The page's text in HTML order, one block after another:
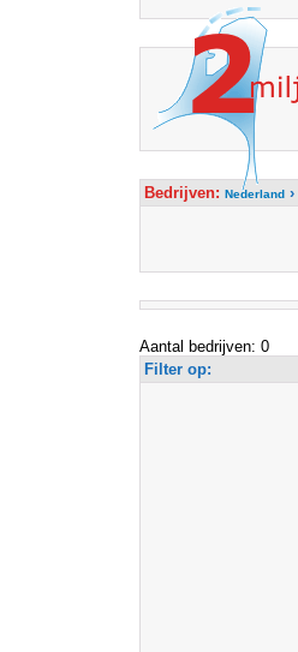
Bedrijven: Nederland›
Aantal bedrijven: 0
Filter op: